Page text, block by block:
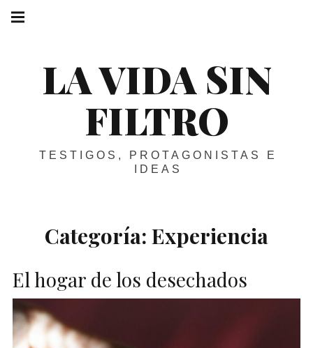
Skip
LA VIDA SIN
FILTRO
TESTIGOS, PROTAGONISTAS E
IDEAS
navigation
Categoría: Experiencia
El hogar de los desechados